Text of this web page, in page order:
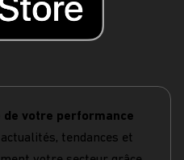
de votre performance
tendances et